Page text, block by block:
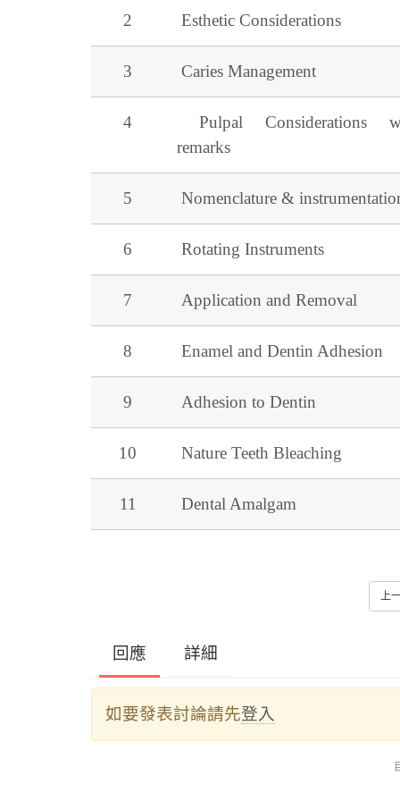
2 Esthetic Considerations
3 Caries Management
4
Pulpal Considerations
remarks
5 Nomenclature &
6 Rotating Instruments
7 Application and Removal
8 Enamel and Dentin Adhesion
9 Adhesion to Dentin
10 Nature Teeth Bleaching
11 Dental Amalgam
上
回應 詳細
如要發表討論請先登入